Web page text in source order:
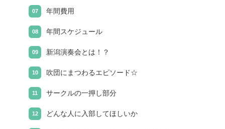
年間費用
年間スケジュール
新潟演奏会とは！？
吹団にまつわるエピソード☆
サークルの一押し部分
どんな人に入部してほしいか